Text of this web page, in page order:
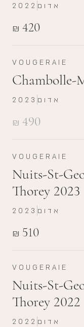
₪ 420
2022 אדום
VOUGERAIE
Chambolle-
₪ 490
2023 אדום
VOUGERAIE
Nuits-St-
Thorey 2023
₪ 510
2023 אדום
VOUGERAIE
Nuits-St-
Thorey 2022
2022 אדום